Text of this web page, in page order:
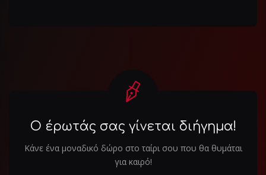
Ο έρωτάς σας γίνεται διήγημα!
Κάνε ένα μοναδικό δώρο στο ταίρι σου που θα θυμάται
για καιρό!